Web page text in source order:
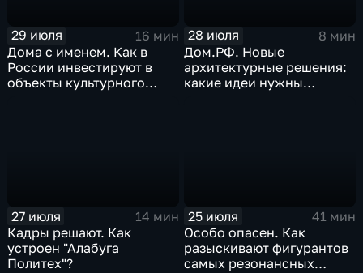
29 июля
16 мин
Дома с именем. Как в
России инвестируют в
объекты культурного
28 июля
8 мин
Дом.РФ. Новые
архитектурные решения:
какие идеи нужны
27 июля
14 мин
Кадры решают. Как
устроен "Алабуга
Политех"?
25 июля
41 мин
Особо опасен. Как
разыскивают фигурантов
самых резонансных